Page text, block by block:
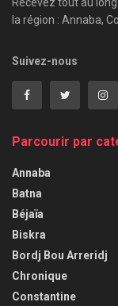
la région : Annaba,
Suivez-nous
Parcourir par
Annaba
Batna
Béjaïa
Biskra
Bordj Bou Arreridj
Chronique
Constantine